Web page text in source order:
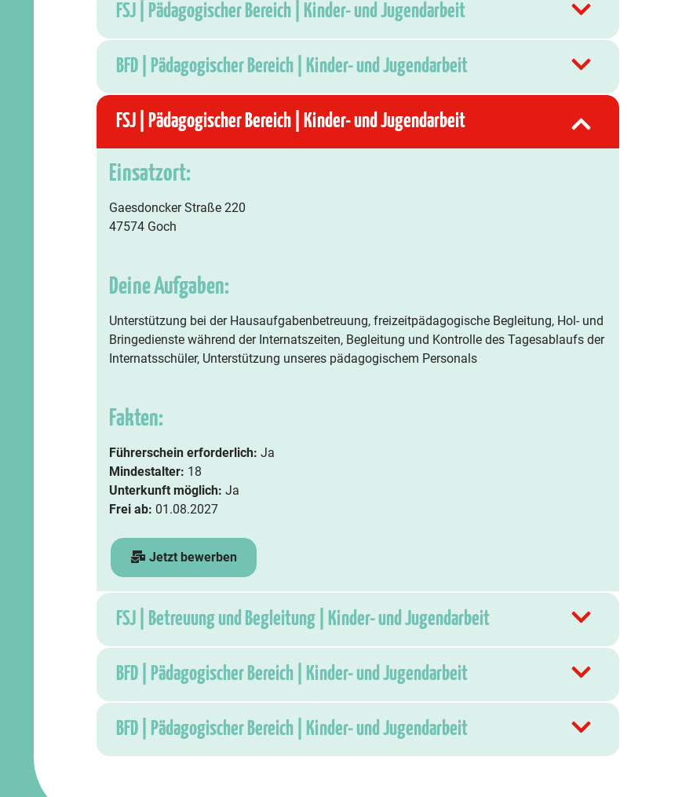
FSJ | Pädagogischer Bereich | Kinder- und Jugendarbeit
BFD | Pädagogischer Bereich | Kinder- und Jugendarbeit
FSJ | Pädagogischer Bereich | Kinder- und Jugendarbeit
Einsatzort:
Gaesdoncker Straße 220
47574 Goch
Deine Aufgaben:
Unterstützung bei der Hausaufgabenbetreuung, freizeitpädagogische Begleitung, Hol- und
Bringedienste während der Internatszeiten, Begleitung und Kontrolle des Tagesablaufs der
Internatsschüler, Unterstützung unseres pädagogischem Personals
Fakten:
Führerschein erforderlich: Ja
Mindestalter: 18
Unterkunft möglich: Ja
Frei ab: 01.08.2027
Jetzt bewerben
FSJ | Betreuung und Begleitung | Kinder- und Jugendarbeit
BFD | Pädagogischer Bereich | Kinder- und Jugendarbeit
BFD | Pädagogischer Bereich | Kinder- und Jugendarbeit